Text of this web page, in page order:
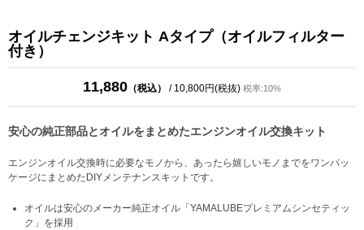
オイルチェンジキット Aタイプ（オイルフィルター
付き）
11,880 （税込） / 10,800円(税抜) 税率:10%
安心の純正部品とオイルをまとめたエンジンオイル交換キット
エンジンオイル交換時に必要なモノから、あったら嬉しいモノまでをワンパッ
ケージにまとめたDIYメンテナンスキットです。
オイルは安心のメーカー純正オイル「YAMALUBEプレミアムシンセティッ
ク」を採用